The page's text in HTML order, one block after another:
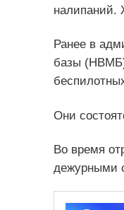
налипаний.
Ранее в
базы (НВМБ)
Они
Во время
дежурными